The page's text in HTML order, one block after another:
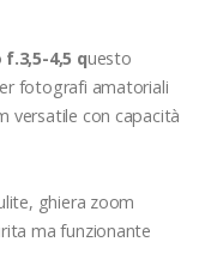
f.3,5-4,5 questo
fotografi amatoriali
versatile con capacità
ghiera zoom
ma funzionante